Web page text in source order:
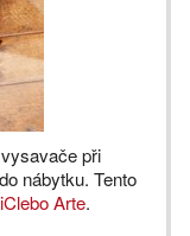
při
nábytku. Tento
iClebo Arte.